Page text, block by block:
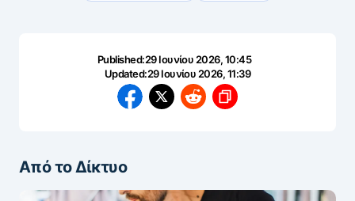
Published:29 Ιουνίου 2026, 10:45
Updated:29 Ιουνίου 2026, 11:39
Από το Δίκτυο